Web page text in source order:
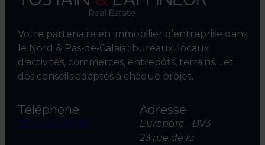
Votre partenaire en immobilier d’entreprise dans
le Nord & Pas‑de‑Calais : bureaux, locaux
d’activités, commerces, entrepôts, terrains… et
des conseils adaptés à chaque projet.
Téléphone
03 20 04 06 00
Adresse
Europarc - BV3
23 rue de la